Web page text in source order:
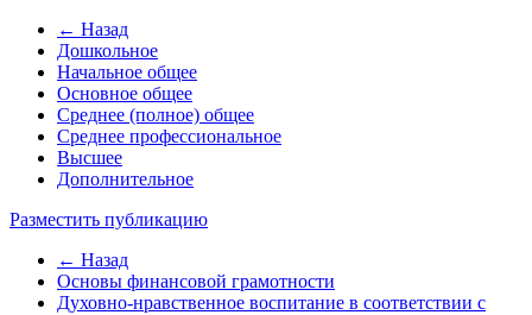
← Назад
Дошкольное
Начальное общее
Основное общее
Среднее (полное) общее
Среднее профессиональное
Высшее
Дополнительное
Разместить публикацию
← Назад
Основы финансовой грамотности
Духовно-нравственное воспитание в соответствии с